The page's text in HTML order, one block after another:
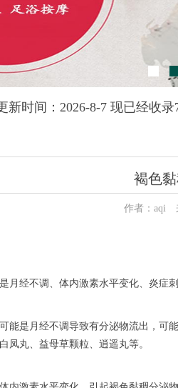
新时间：2026-8-7 现已经收
褐色
作者：aqi
月经不调、体内激素水平变化、炎症刺
能是月经不调导致有分泌物流出，可
凤丸、益母草颗粒、逍遥丸等。